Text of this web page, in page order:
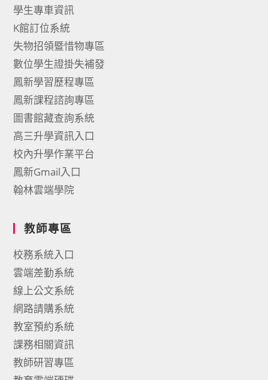
學生專車資訊
K館訂位系統
失物招領暨惜物專區
數位學生證掛失補發
鳳新學習歷程專區
鳳新課程諮詢專區
圖書館藏查詢系統
高三升學資訊入口
校內升學作業平台
鳳新Gmail入口
翰林雲端學院
教師專區
校務系統入口
雲端差勤系統
線上公文系統
網路請購系統
教室預約系統
課務相關資訊
教師研習專區